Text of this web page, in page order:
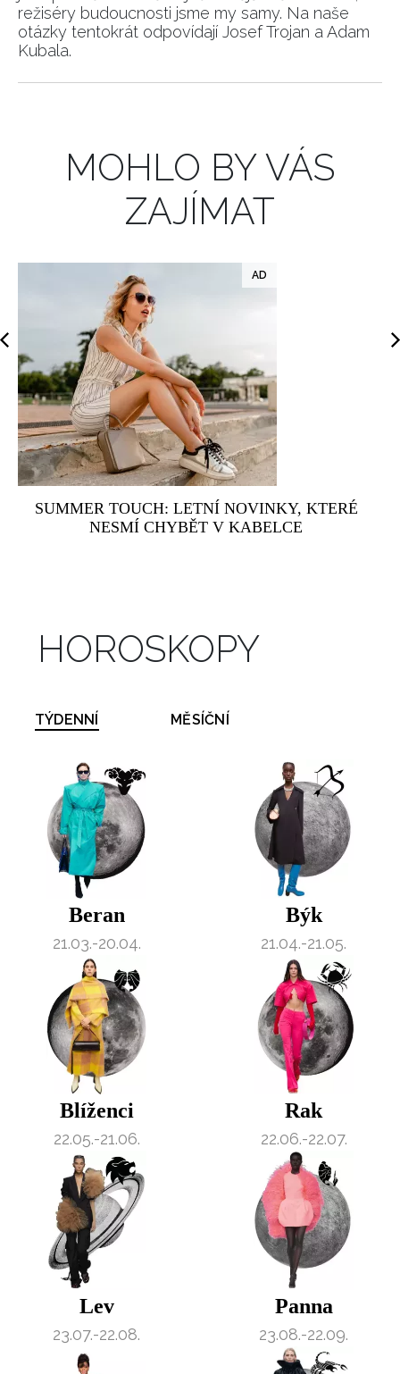
INFORMACE
REDAKCE
režiséry budoucnosti jsme my samy. Na naše
otázky tentokrát odpovídají Josef Trojan a Adam
Kubala.
MOHLO BY VÁS
ZAJÍMAT
SUMMER TOUCH: LETNÍ NOVINKY, KTERÉ
NESMÍ CHYBĚT V KABELCE
HOROSKOPY
TÝDENNÍ MĚSÍČNÍ
Beran
21.03.-20.04.
Býk
21.04.-21.05.
Blíženci
22.05.-21.06.
Rak
22.06.-22.07.
Lev
23.07.-22.08.
Panna
23.08.-22.09.